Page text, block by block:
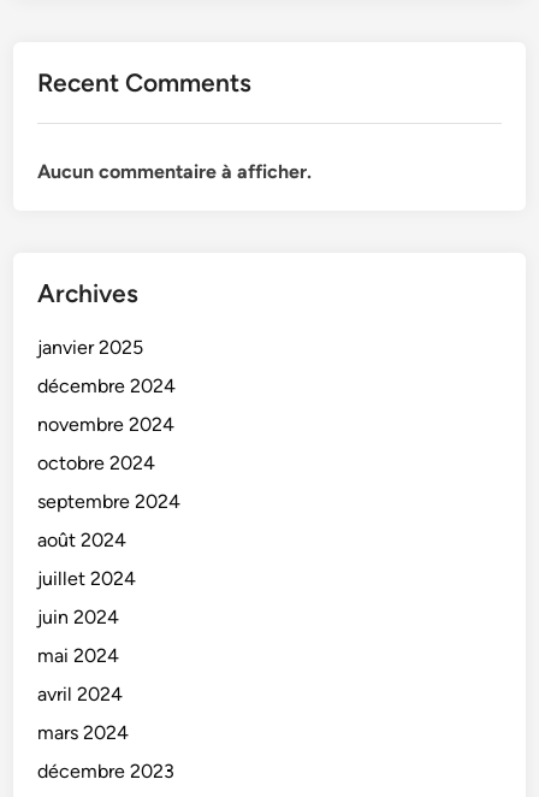
Recent Comments
Aucun commentaire à afficher.
Archives
janvier 2025
décembre 2024
novembre 2024
octobre 2024
septembre 2024
août 2024
juillet 2024
juin 2024
mai 2024
avril 2024
mars 2024
décembre 2023